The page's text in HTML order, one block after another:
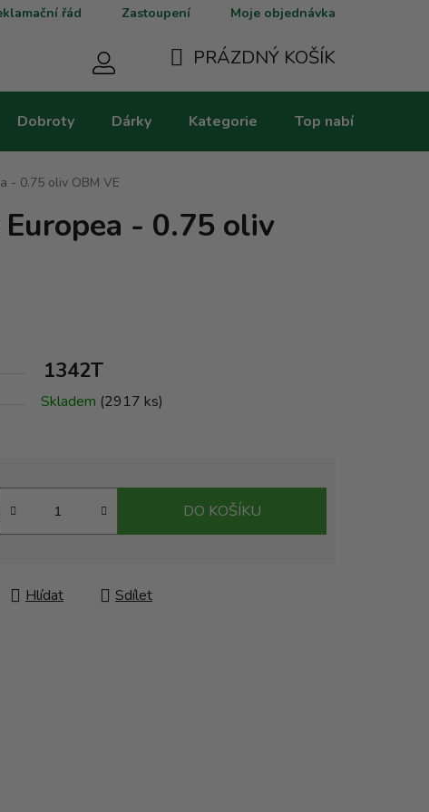
řád Zastoupení Moje objednávka
KOŠÍK
PRÁZDNÝ KOŠÍK
Dobroty Dárky Kategorie Top nabídky
- 0.75 oliv OBM VE
- 0.75 oliv
1342T
Skladem (2917 ks)
DO KOŠÍKU
Hlídat Sdílet